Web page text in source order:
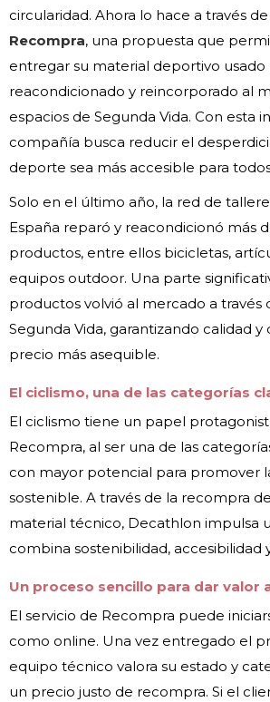
circularidad. Ahora lo hace a través
Recompra, una propuesta que
entregar su material deportivo usado
reacondicionado y reincorporado al
espacios de Segunda Vida. Con esta
compañía busca reducir el
deporte sea más accesible para
Solo en el último año, la red de
España reparó y reacondicionó más
productos, entre ellos bicicletas,
equipos outdoor. Una parte
productos volvió al mercado a través
Segunda Vida, garantizando calidad y
precio más asequible.
El ciclismo, una de las categorías
El ciclismo tiene un papel
Recompra, al ser una de las
con mayor potencial para promover
sostenible. A través de la recompra
material técnico, Decathlon impulsa
combina sostenibilidad, accesibilidad
Un proceso sencillo para dar valor
El servicio de Recompra puede
como online. Una vez entregado el
equipo técnico valora su estado y
un precio justo de recompra. Si el